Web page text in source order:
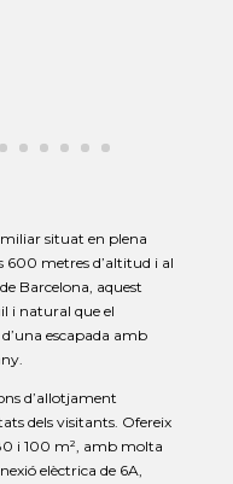
situat en plena
metres d’altitud i al
Barcelona, aquest
i natural que el
escapada amb
d’allotjament
dels visitants. Ofereix
i 100 m², amb molta
elèctrica de 6A,